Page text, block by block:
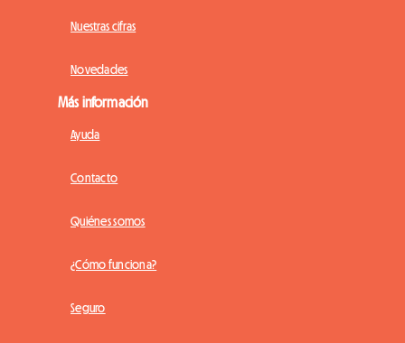
Nuestras cifras
Novedades
Más información
Ayuda
Contacto
Quiénes somos
¿Cómo funciona?
Seguro